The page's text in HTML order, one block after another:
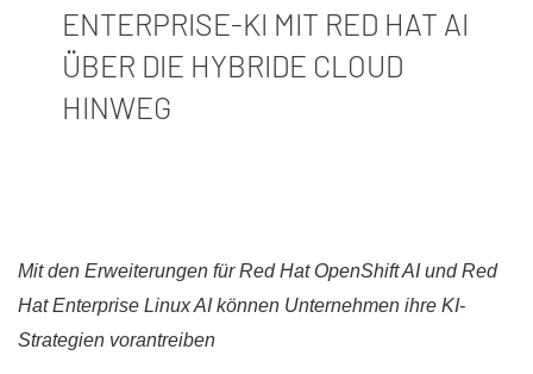
ENTERPRISE-KI MIT RED HAT AI
ÜBER DIE HYBRIDE CLOUD
HINWEG​
Mit den Erweiterungen für Red Hat OpenShift AI und Red
Hat Enterprise Linux AI können Unternehmen ihre KI-
Strategien vorantreiben​